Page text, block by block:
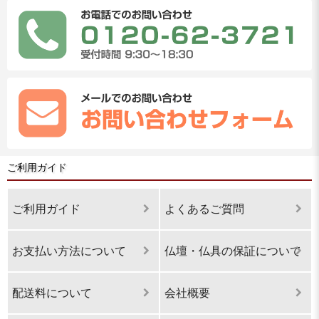
ご利用ガイド
ご利用ガイド よくあるご質問
お支払い方法について 仏壇・仏具の保証について
配送料について 会社概要